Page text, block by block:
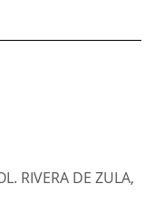
RIVERA DE ZULA,